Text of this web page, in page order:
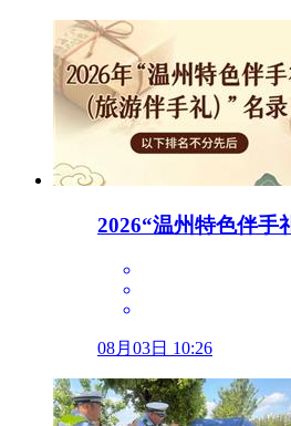
2026“温州特色伴手
08月03日 10:26